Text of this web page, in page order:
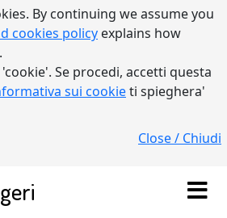
By continuing we assume you
cookies policy explains how
Se procedi, accetti questa
sui cookieti spieghera'
Close / Chiudi